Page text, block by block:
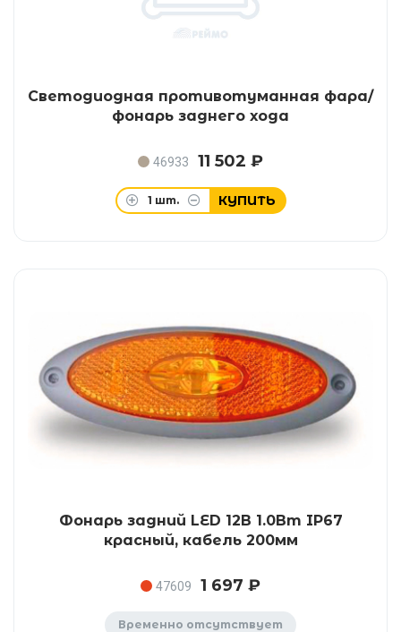
Светодиодная противотуманная фара/
фонарь заднего хода
46933 11 502 ₽
1 шт. КУПИТЬ
Фонарь задний LED 12В 1.0Вт IP67
красный, кабель 200мм
47609 1 697 ₽
Временно отсутствует